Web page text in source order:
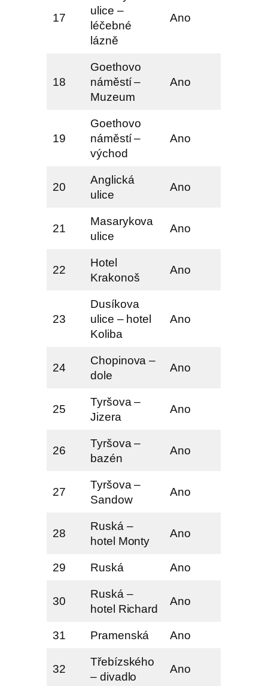
17
ulice –
léčebné
lázně
Ano
18
Goethovo
náměstí –
Muzeum
Ano
19
Goethovo
náměstí –
východ
Ano
20
Anglická
ulice
Ano
21
Masarykova
ulice
Ano
22
Hotel
Krakonoš
Ano
23
Dusíkova
ulice – hotel
Koliba
Ano
24
Chopinova –
dole
Ano
25
Tyršova –
Jizera
Ano
26
Tyršova –
bazén
Ano
27
Tyršova –
Sandow
Ano
28
Ruská –
hotel Monty
Ano
29 Ruská Ano
30
Ruská –
hotel Richard
Ano
31 Pramenská Ano
32
Třebízského
– divadlo
Ano